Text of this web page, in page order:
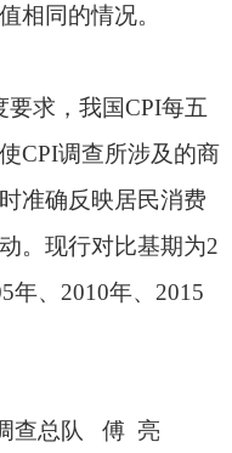
相同的情况。
要求，我国CPI每五
CPI调查所涉及的商
准确反映居民消费
。现行对比基期为2
年、 2010年、 2015
查总队 傅 亮